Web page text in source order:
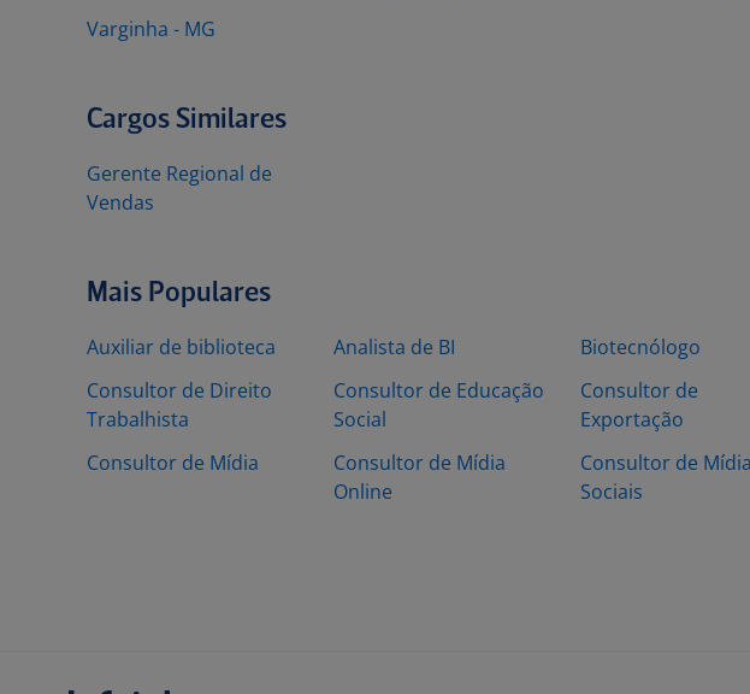
Varginha - MG
Cargos Similares
Gerente Regional de
Vendas
Mais Populares
Auxiliar de biblioteca
Consultor de Direito
Trabalhista
Consultor de Mídia
Analista de BI
Consultor de Educação
Social
Consultor de Mídia
Online
Biotecnólogo
Consultor de
Exportação
Consultor de
Sociais